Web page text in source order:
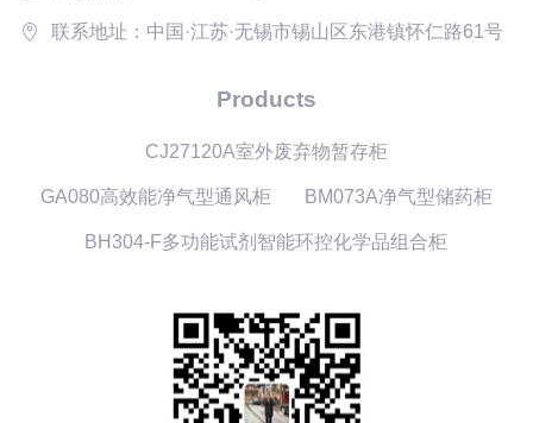
联系地址：中国·江苏·无锡市锡山区东港镇怀仁路61号
Products
CJ27120A室外废弃物暂存柜
GA080高效能净气型通风柜 BM073A净气型储药柜
BH304-F多功能试剂智能环控化学品组合柜